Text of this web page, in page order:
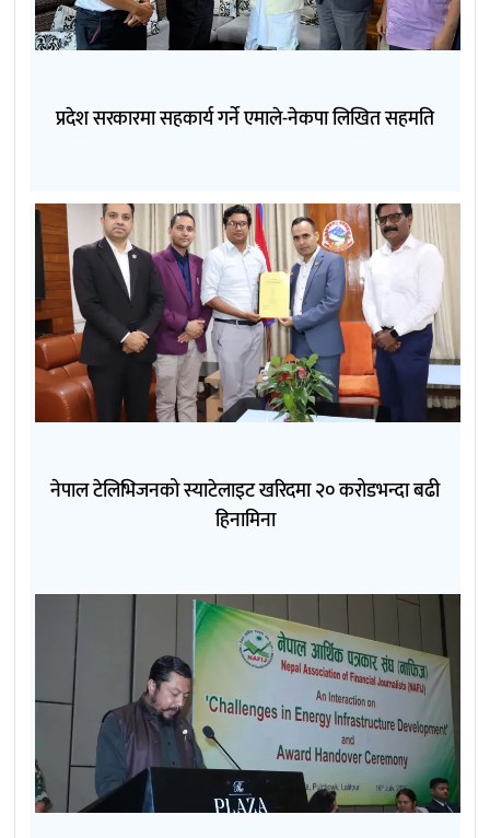
प्रदेश सरकारमा सहकार्य गर्ने एमाले-नेकपा लिखित सहमति
नेपाल टेलिभिजनको स्याटेलाइट खरिदमा २० करोडभन्दा बढी
हिनामिना